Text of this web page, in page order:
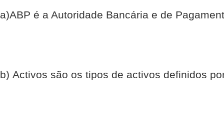
a)ABP é a Autoridade Bancária e de
b) Activos são os tipos de activos definidos